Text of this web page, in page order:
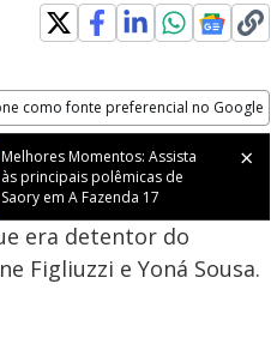
como fonte preferencial no Google
new window
Melhores Momentos: Assista
às principais polêmicas de
Saory em A Fazenda 17
Velocidade
da Roça, que
que ocupou o
era detentor do
Figliuzzi e Yoná Sousa.